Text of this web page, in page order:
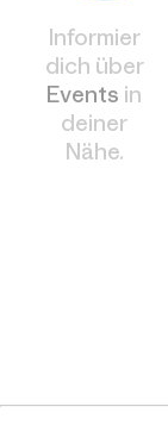
Informier
dich über
Events in
deiner
Nähe.